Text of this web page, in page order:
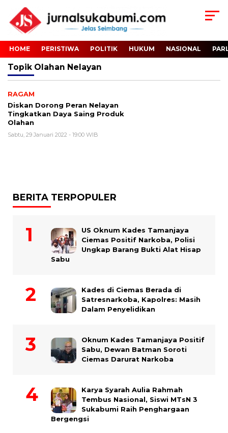
HOME PERISTIWA POLITIK HUKUM NASIONAL
Topik Olahan Nelayan
RAGAM
Diskan Dorong Peran Nelayan
Tingkatkan Daya Saing Produk
Olahan
Sabtu, 29 Januari 2022 - 19:00 WIB
BERITA TERPOPULER
US Oknum Kades Tamanjaya
Ciemas Positif Narkoba, Polisi
Ungkap Barang Bukti Alat Hisap
Sabu
Kades di Ciemas Berada di
Satresnarkoba, Kapolres: Masih
Dalam Penyelidikan
Oknum Kades Tamanjaya Positif
Sabu, Dewan Batman Soroti
Ciemas Darurat Narkoba
Karya Syarah Aulia Rahmah
Tembus Nasional, Siswi MTsN 3
Sukabumi Raih Penghargaan
Bergengsi